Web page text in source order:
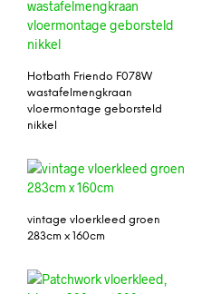
Hotbath Friendo F078W
wastafelmengkraan
vloermontage geborsteld
nikkel
vintage vloerkleed groen
283cm x 160cm